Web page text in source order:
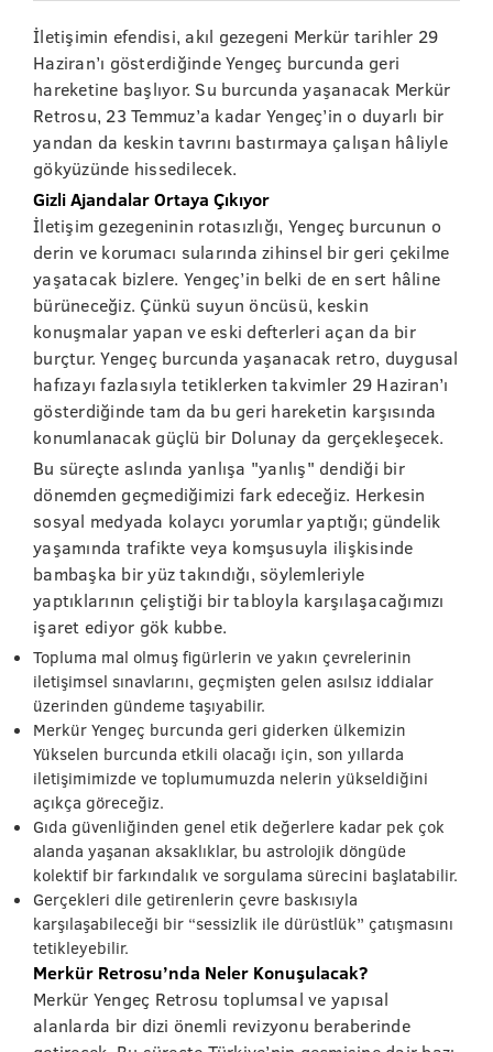
İletişimin efendisi, akıl gezegeni Merkür tarihler 29
Haziran’ı gösterdiğinde Yengeç burcunda geri
hareketine başlıyor. Su burcunda yaşanacak Merkür
Retrosu, 23 Temmuz’a kadar Yengeç’in o duyarlı bir
yandan da keskin tavrını bastırmaya çalışan hâliyle
gökyüzünde hissedilecek.
Gizli Ajandalar Ortaya Çıkıyor
İletişim gezegeninin rotasızlığı, Yengeç burcunun o
derin ve korumacı sularında zihinsel bir geri çekilme
yaşatacak bizlere. Yengeç’in belki de en sert hâline
bürüneceğiz. Çünkü suyun öncüsü, keskin
konuşmalar yapan ve eski defterleri açan da bir
burçtur. Yengeç burcunda yaşanacak retro, duygusal
hafızayı fazlasıyla tetiklerken takvimler 29 Haziran’ı
gösterdiğinde tam da bu geri hareketin karşısında
konumlanacak güçlü bir Dolunay da gerçekleşecek.
Bu süreçte aslında yanlışa "yanlış" dendiği bir
dönemden geçmediğimizi fark edeceğiz. Herkesin
sosyal medyada kolaycı yorumlar yaptığı; gündelik
yaşamında trafikte veya komşusuyla ilişkisinde
bambaşka bir yüz takındığı, söylemleriyle
yaptıklarının çeliştiği bir tabloyla karşılaşacağımızı
işaret ediyor gök kubbe.
Topluma mal olmuş figürlerin ve yakın çevrelerinin
iletişimsel sınavlarını, geçmişten gelen asılsız iddialar
üzerinden gündeme taşıyabilir.
Merkür Yengeç burcunda geri giderken ülkemizin
Yükselen burcunda etkili olacağı için, son yıllarda
iletişimimizde ve toplumumuzda nelerin yükseldiğini
açıkça göreceğiz.
Gıda güvenliğinden genel etik değerlere kadar pek çok
alanda yaşanan aksaklıklar, bu astrolojik döngüde
kolektif bir farkındalık ve sorgulama sürecini başlatabilir.
Gerçekleri dile getirenlerin çevre baskısıyla
karşılaşabileceği bir “sessizlik ile dürüstlük” çatışmasını
tetikleyebilir.
Merkür Retrosu’nda Neler Konuşulacak?
Merkür Yengeç Retrosu toplumsal ve yapısal
alanlarda bir dizi önemli revizyonu beraberinde